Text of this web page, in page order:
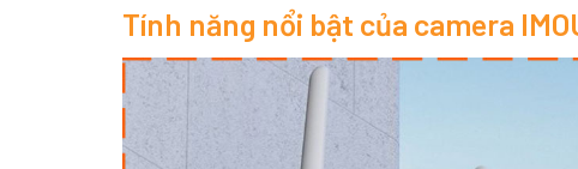
Tính năng nổi bật của camera